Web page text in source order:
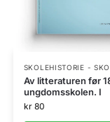
SKOLEHISTORIE -
Av litteraturen før
ungdomsskolen. I
kr80